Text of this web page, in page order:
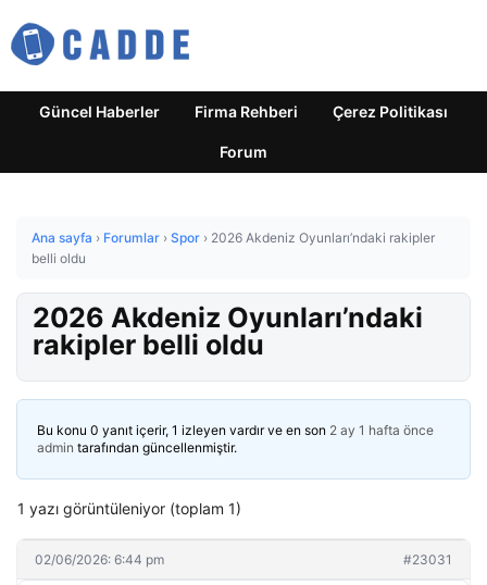
Güncel Haberler Firma Rehberi Çerez Politikası
Forum
Ana sayfa › Forumlar › Spor › 2026 Akdeniz Oyunları’ndaki rakipler
belli oldu
2026 Akdeniz Oyunları’ndaki
rakipler belli oldu
Bu konu 0 yanıt içerir, 1 izleyen vardır ve en son 2 ay 1 hafta önce
admin tarafından güncellenmiştir.
1 yazı görüntüleniyor (toplam 1)
02/06/2026: 6:44 pm #23031